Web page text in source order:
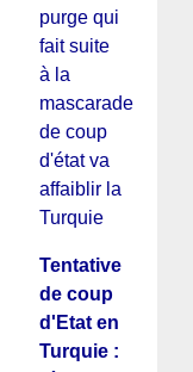
purge qui
fait suite
à la
mascarade
de coup
d'état va
affaiblir la
Turquie
Tentative
de coup
d'Etat en
Turquie :